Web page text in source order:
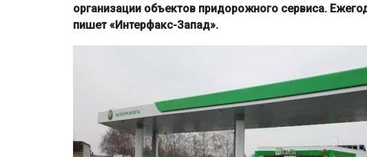
организации объектов придорожного сервиса.
пишет «Интерфакс-Запад».